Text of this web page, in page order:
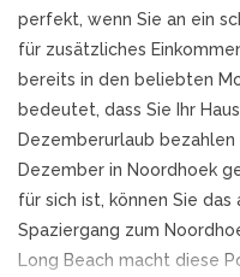
perfekt, wenn Sie an ein
für zusätzliches
bereits in den beliebten
bedeutet, dass Sie Ihr
Dezemberurlaub bezahlen
Dezember in Noordhoek
für sich ist, können Sie
Spaziergang zum
Long Beach macht diese